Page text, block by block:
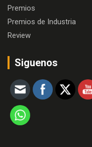
Premios
Premios de Industria
Review
Siguenos